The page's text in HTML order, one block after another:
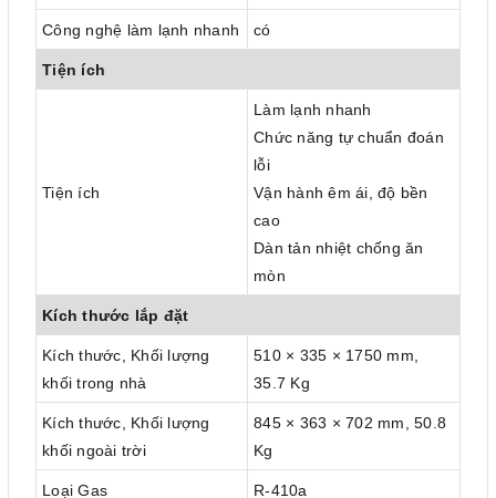
Công nghệ làm lạnh nhanh có
Tiện ích
Tiện ích
Làm lạnh nhanh
Chức năng tự chuẩn đoán
lỗi
Vận hành êm ái, độ bền
cao
Dàn tản nhiệt chống ăn
mòn
Kích thước lắp đặt
Kích thước, Khối lượng
khối trong nhà
510 × 335 × 1750 mm,
35.7 Kg
Kích thước, Khối lượng
khối ngoài trời
845 × 363 × 702 mm, 50.8
Kg
Loại Gas R-410a